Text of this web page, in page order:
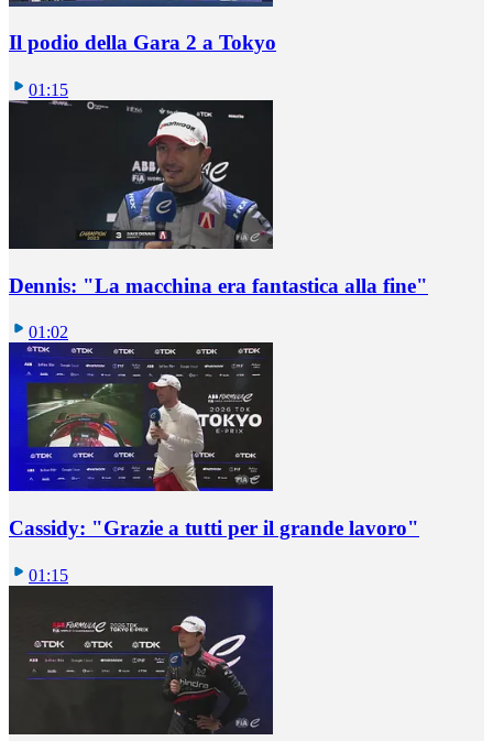
Il podio della Gara 2 a Tokyo
01:15
Dennis: "La macchina era fantastica alla fine"
01:02
Cassidy: "Grazie a tutti per il grande lavoro"
01:15